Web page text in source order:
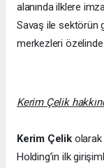
alanında ilklere
Savaş ile sektörün
merkezleri özelinde
Kerim Çelik
Kerim Çelikolarak
Holding’in ilk